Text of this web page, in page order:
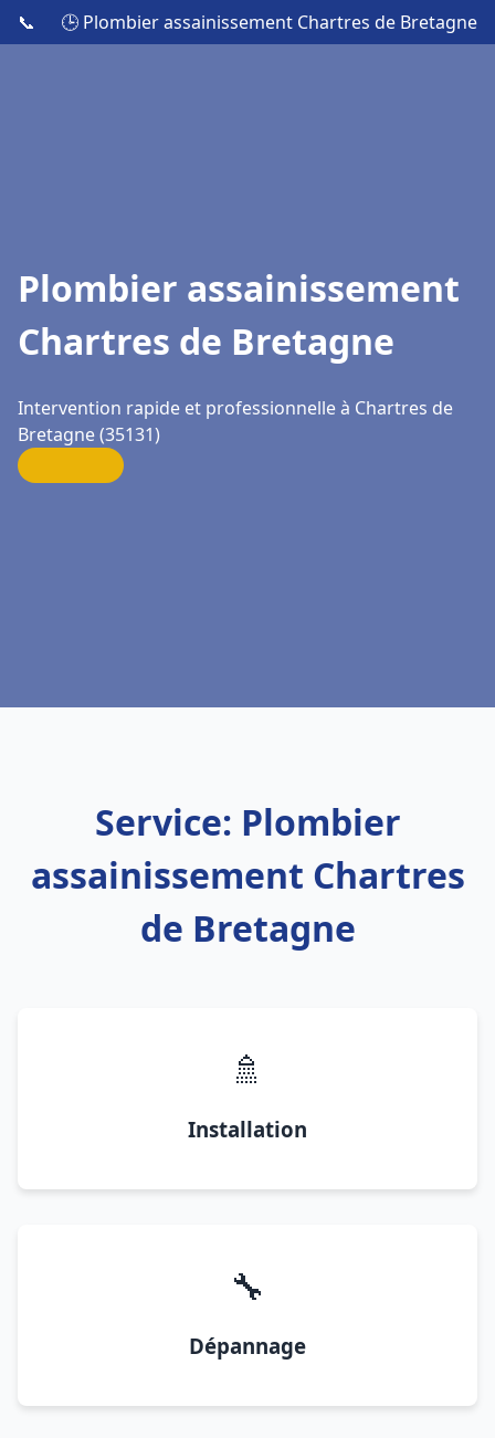
📞 🕒 Plombier assainissement Chartres de Bretagne
Plombier assainissement
Chartres de Bretagne
Intervention rapide et professionnelle à Chartres de
Bretagne (35131)
Service: Plombier
assainissement Chartres
de Bretagne
🚿
Installation
🔧
Dépannage